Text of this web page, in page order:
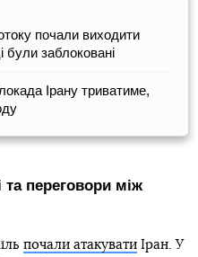
почали виходити
були заблоковані
Ірану триватиме,
переговори між
почали атакувати Іран. У